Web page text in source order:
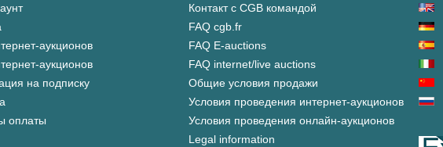
аукционов
аукционов
на подписку
оплаты
Контакт с CGB командой
FAQ cgb.fr
FAQ E-auctions
FAQ internet/live auctions
Общие условия продажи
Условия проведения интернет-аукционов
Условия проведения онлайн-аукционов
Legal information